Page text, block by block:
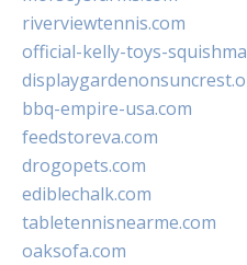
riverviewtennis.com
official-kelly-toys-
bbq-empire-usa.com
feedstoreva.com
drogopets.com
ediblechalk.com
tabletennisnearme.com
oaksofa.com